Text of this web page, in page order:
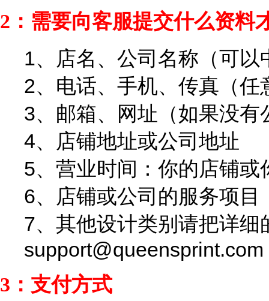
2：需要向客服提交什么资料
1、店名、公司名称（可
2、电话、手机、传真（任
3、邮箱、网址（如果没有
4、店铺地址或公司地址
5、营业时间：你的店铺或
6、店铺或公司的服务项目
7、其他设计类别请把详
support@queensprint.com
3：支付方式